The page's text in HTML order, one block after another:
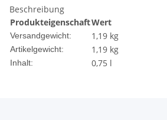
Beschreibung
ProdukteigenschaftWert
Versandgewicht: 1,19 kg
Artikelgewicht: 1,19 kg
Inhalt: 0,75 l